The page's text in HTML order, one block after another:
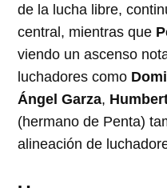
de la lucha libre,
central, mientras que
viendo un ascenso
luchadores como
Ángel Garza,
(hermano de Penta)
alineación de